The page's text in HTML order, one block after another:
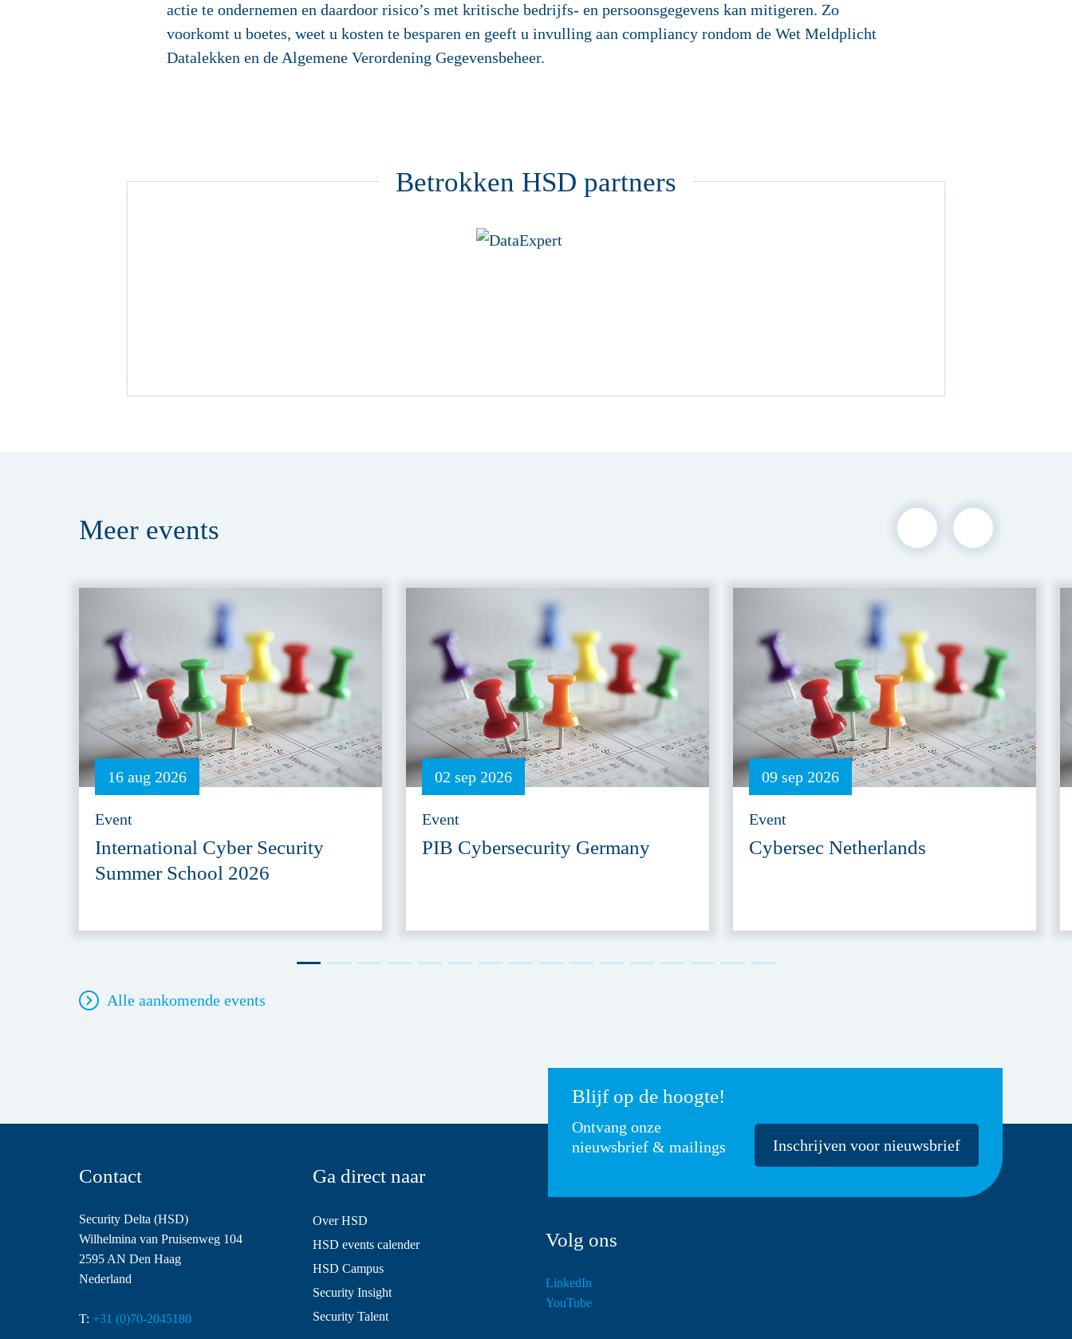
actie te ondernemen en daardoor risico’s met kritische bedrijfs- en persoonsgegevens kan mitigeren. Zo
voorkomt u boetes, weet u kosten te besparen en geeft u invulling aan compliancy rondom de Wet Meldplicht
Datalekken en de Algemene Verordening Gegevensbeheer.
Betrokken HSD partners
Meer events
16 aug 2026
Event
International Cyber Security
Summer School 2026
02 sep 2026
Event
PIB Cybersecurity Germany
09 sep 2026
Event
Cybersec Netherlands
Alle aankomende events
Blijf op de hoogte!
Ontvang onze
nieuwsbrief & mailings
Inschrijven voor nieuwsbrief
Contact
Security Delta (HSD)
Wilhelmina van Pruisenweg 104
2595 AN Den Haag
Nederland
T: +31 (0)70-2045180
Ga direct naar
Over HSD
HSD events calender
HSD Campus
Security Insight
Security Talent
Volg ons
LinkedIn
YouTube